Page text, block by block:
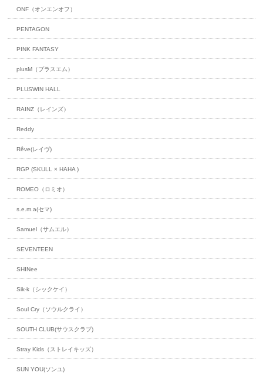
ONF（オンエンオフ）
PENTAGON
PINK FANTASY
plusM（プラスエム）
PLUSWIN HALL
RAINZ（レインズ）
Reddy
Rêve(レイヴ)
RGP (SKULL × HAHA )
ROMEO（ロミオ）
s.e.m.a(セマ)
Samuel（サムエル）
SEVENTEEN
SHINee
Sik-k（シックケイ）
Soul Cry（ソウルクライ）
SOUTH CLUB(サウスクラブ)
Stray Kids（ストレイキッズ）
SUN YOU(ソンユ)